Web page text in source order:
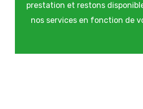
prestation et restons
nos services en fonction de